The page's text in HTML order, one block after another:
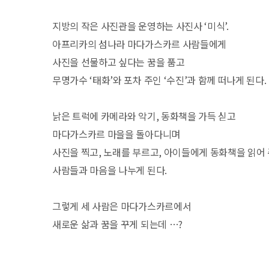
지방의 작은 사진관을 운영하는 사진사 ‘미식’.
아프리카의 섬나라 마다가스카르 사람들에게
사진을 선물하고 싶다는 꿈을 품고
무명가수 ‘태화’와 포차 주인 ‘수진’과 함께 떠나게 된다.
낡은 트럭에 카메라와 악기, 동화책을 가득 싣고
마다가스카르 마을을 돌아다니며
사진을 찍고, 노래를 부르고, 아이들에게 동화책을 읽어
사람들과 마음을 나누게 된다.
그렇게 세 사람은 마다가스카르에서
새로운 삶과 꿈을 꾸게 되는데 …?